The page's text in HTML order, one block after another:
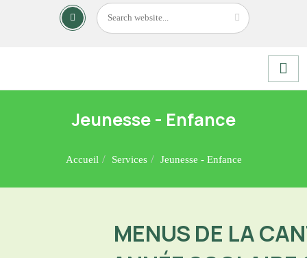
Jeunesse - Enfance
Accueil Services Jeunesse - Enfance
MENUS DE LA